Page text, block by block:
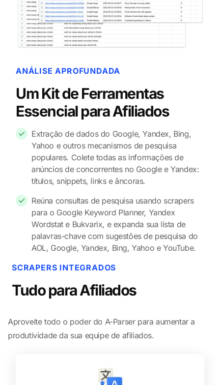
ANÁLISE APROFUNDADA
Um Kit de Ferramentas
Essencial para Afiliados
Extração de dados do Google, Yandex, Bing,
Yahoo e outros mecanismos de pesquisa
populares. Colete todas as informações de
anúncios de concorrentes no Google e Yandex:
títulos, snippets, links e âncoras.
Reúna consultas de pesquisa usando scrapers
para o Google Keyword Planner, Yandex
Wordstat e Bukvarix, e expanda sua lista de
palavras-chave com sugestões de pesquisa do
AOL, Google, Yandex, Bing, Yahoo e YouTube.
SCRAPERS INTEGRADOS
Tudo para Afiliados
Aproveite todo o poder do A-Parser para aumentar a
produtividade da sua equipe de afiliados.